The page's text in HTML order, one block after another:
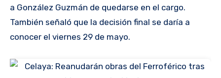
a González Guzmán de quedarse en el cargo.
También señaló que la decisión final se daría a
conocer el viernes 29 de mayo.